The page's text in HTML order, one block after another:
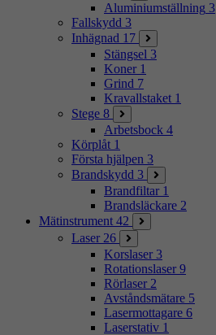
Aluminiumställning 3
Fallskydd 3
Inhägnad 17
Stängsel 3
Koner 1
Grind 7
Kravallstaket 1
Stege 8
Arbetsbock 4
Körplåt 1
Första hjälpen 3
Brandskydd 3
Brandfiltar 1
Brandsläckare 2
Mätinstrument 42
Laser 26
Korslaser 3
Rotationslaser 9
Rörlaser 2
Avståndsmätare 5
Lasermottagare 6
Laserstativ 1